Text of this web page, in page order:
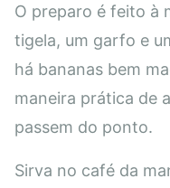
O preparo é feito à
tigela, um garfo e
há bananas bem
maneira prática de
passem do ponto.
Sirva no café da